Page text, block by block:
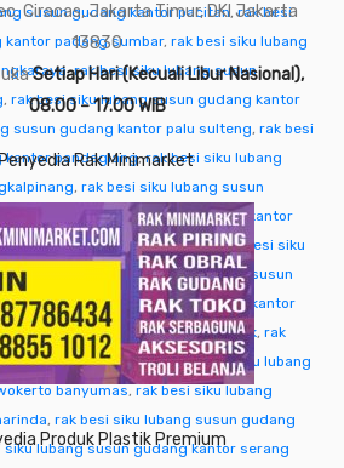
susun gudang kantor pacitan,rak besi
kantor padang sumbar, rak besi siku lubang
,rak besi siku lubang susun
, rak besi siku lubang susun gudang kantor
susun gudang kantor palu sulteng, rak besi
kantor pandeglang,rak besi siku lubang
, rak besi siku lubang susun
rak besi siku lubang susun gudang kantor
susun gudang kantor pati,rak besi siku
pekalongan
rak besi siku lubang susun
,rak besi siku lubang susun gudang kantor
susun gudang kantor pontianak, rak
kantor purwakarta,rak besi siku lubang
banyumas, rak besi siku lubang
, rak besi siku lubang susun gudang
siku lubang susun gudang kantor serang
Ciracas, Jakarta Timur, DKI Jakarta
13830
Setiap Hari (Kecuali Libur Nasional),
08.00 – 17.00 WIB
Rak Minimarket
Produk Plastik Premium